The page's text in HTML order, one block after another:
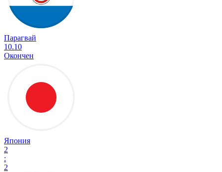
Парагвай
10.10
Окончен
Япония
2
:
2